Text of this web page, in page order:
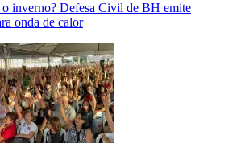
inverno? Defesa Civil de BH emite
onda de calor